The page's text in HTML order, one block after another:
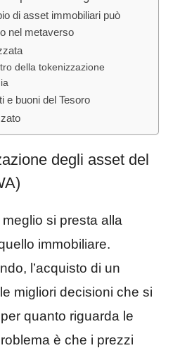
di asset immobiliari può
nel metaverso
della tokenizzazione
e buoni del Tesoro
degli asset del
si presta alla
immobiliare.
l’acquisto di un
migliori decisioni che si
quanto riguarda le
è che i prezzi